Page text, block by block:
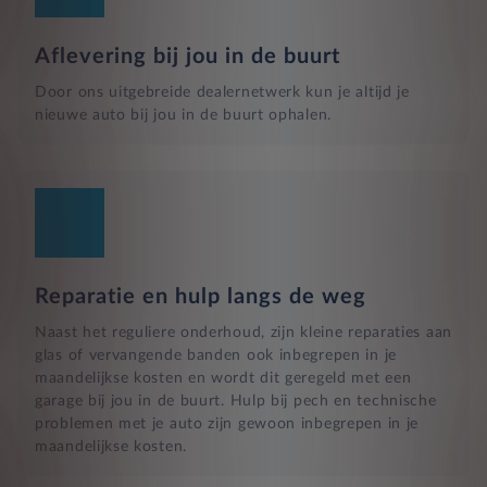
Aflevering bij jou in de buurt
Door ons uitgebreide dealernetwerk kun je altijd je
nieuwe auto bij jou in de buurt ophalen.
Reparatie en hulp langs de weg
Naast het reguliere onderhoud, zijn kleine reparaties aan
glas of vervangende banden ook inbegrepen in je
maandelijkse kosten en wordt dit geregeld met een
garage bij jou in de buurt. Hulp bij pech en technische
problemen met je auto zijn gewoon inbegrepen in je
maandelijkse kosten.